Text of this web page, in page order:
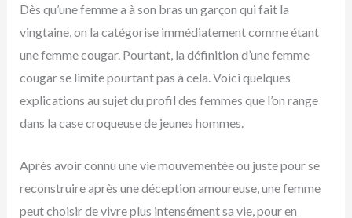
Dès qu’une femme a à son bras un garçon qui fait la
vingtaine, on la catégorise immédiatement comme étant
une femme cougar. Pourtant, la définition d’une femme
cougar se limite pourtant pas à cela. Voici quelques
explications au sujet du profil des femmes que l’on range
dans la case croqueuse de jeunes hommes.
Après avoir connu une vie mouvementée ou juste pour se
reconstruire après une déception amoureuse, une femme
peut choisir de vivre plus intensément sa vie, pour en